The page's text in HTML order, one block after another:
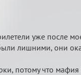
уже после
лишними, они
потому что